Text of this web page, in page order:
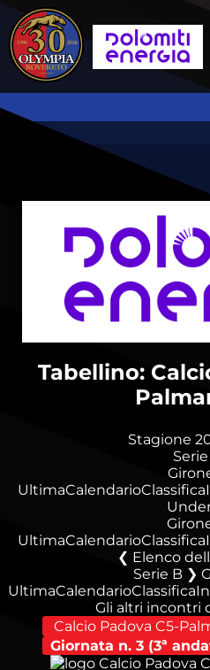
Tabellino:
Stagione
UltimaCalendarioClassifica
UltimaCalendarioClassifica
Elenco
Serie B ❯
UltimaCalendarioClassifica
Gli altri incontri
Giornata n. 3 (3ª